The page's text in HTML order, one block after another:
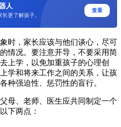
人
更了解孩子。
查看
时，家长应该与他们谈心，尽可
情况。要注意开导，不要采用简
上学，以免加重孩子的心理创
学和将来工作之间的关系，让孩
种强迫性、惩罚性的盲行。
母、老师、医生应共同制定一个
下两点：